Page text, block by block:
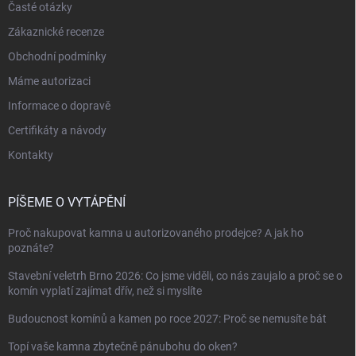
Časté otázky
Zákaznické recenze
Obchodní podmínky
Máme autorizaci
Informace o dopravě
Certifikáty a návody
Kontakty
PÍŠEME O VYTÁPĚNÍ
Proč nakupovat kamna u autorizovaného prodejce? A jak ho
poznáte?
Stavební veletrh Brno 2026: Co jsme viděli, co nás zaujalo a proč se o
komín vyplatí zajímat dřív, než si myslíte
Budoucnost komínů a kamen po roce 2027: Proč se nemusíte bát
Topí vaše kamna zbytečně pánubohu do oken?